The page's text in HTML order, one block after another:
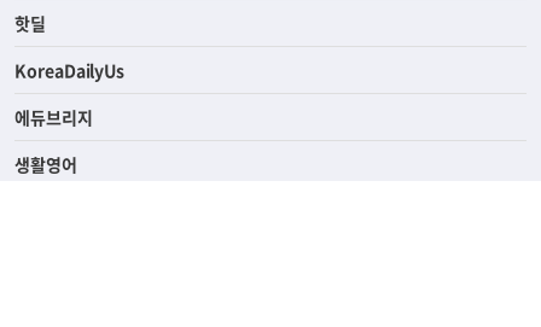
핫딜
KoreaDailyUs
에듀브리지
생활영어